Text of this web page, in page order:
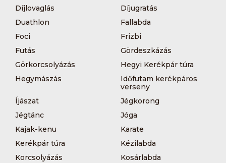
Díjlovaglás
Díjugratás
Duathlon
Fallabda
Foci
Frizbi
Futás
Gördeszkázás
Görkorcsolyázás
Hegyi Kerékpár túra
Hegymászás
Időfutam kerékpáros
verseny
Íjászat
Jégkorong
Jégtánc
Jóga
Kajak-kenu
Karate
Kerékpár túra
Kézilabda
Korcsolyázás
Kosárlabda